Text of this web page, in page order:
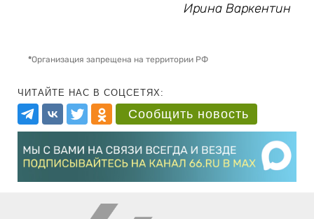
Ирина Варкентин
*Организация запрещена на территории РФ
ЧИТАЙТЕ НАС В СОЦСЕТЯХ:
Сообщить новость